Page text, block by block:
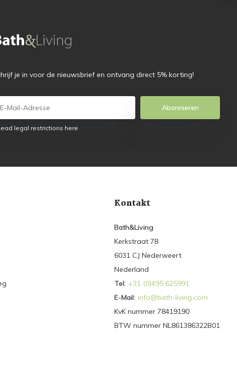
je in voor de nieuwsbrief en ontvang direct 5% korting!
Abonnieren
legal restrictions here
Kontakt
Bath&Living
Kerkstraat 78
6031 CJ Nederweert
Nederland
Tel: +31 (0)495 625991
E-Mail: info@bath-living.com
KvK nummer 78419190
BTW nummer NL861386322B01